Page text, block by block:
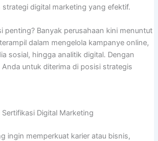
digital marketing yang efektif.
penting? Banyak perusahaan kini menuntut
dalam mengelola kampanye online,
sosial, hingga analitik digital. Dengan
untuk diterima di posisi strategis
Digital Marketing
ingin memperkuat karier atau bisnis,